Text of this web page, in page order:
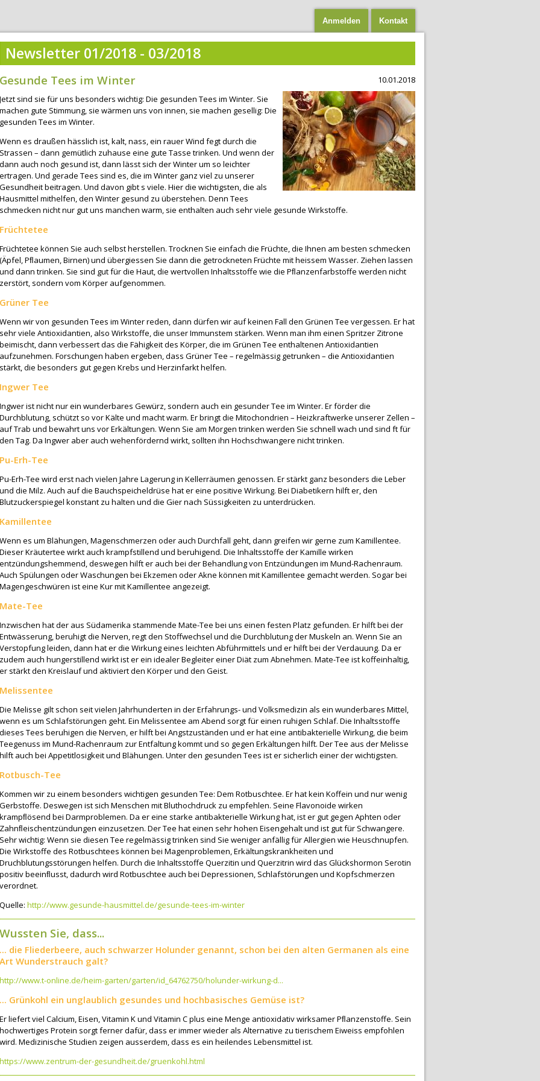
Kontakt
Anmelden
Newsletter 01/2018 - 03/2018
10.01.2018
Gesunde Tees im Winter
Jetzt sind sie für uns besonders wichtig: Die gesunden Tees im Winter. Sie
machen gute Stimmung, sie wärmen uns von innen, sie machen gesellig: Die
gesunden Tees im Winter.
Wenn es draußen hässlich ist, kalt, nass, ein rauer Wind fegt durch die
Strassen – dann gemütlich zuhause eine gute Tasse trinken. Und wenn der
dann auch noch gesund ist, dann lässt sich der Winter um so leichter
ertragen. Und gerade Tees sind es, die im Winter ganz viel zu unserer
Gesundheit beitragen. Und davon gibt s viele. Hier die wichtigsten, die als
Hausmittel mithelfen, den Winter gesund zu überstehen. Denn Tees
schmecken nicht nur gut uns manchen warm, sie enthalten auch sehr viele gesunde Wirkstoffe.
Früchtetee
Früchtetee können Sie auch selbst herstellen. Trocknen Sie einfach die Früchte, die Ihnen am besten schmecken
(Äpfel, Pﬂaumen, Birnen) und übergiessen Sie dann die getrockneten Früchte mit heissem Wasser. Ziehen lassen
und dann trinken. Sie sind gut für die Haut, die wertvollen Inhaltsstoffe wie die Pﬂanzenfarbstoffe werden nicht
zerstört, sondern vom Körper aufgenommen.
Grüner Tee
Wenn wir von gesunden Tees im Winter reden, dann dürfen wir auf keinen Fall den Grünen Tee vergessen. Er hat
sehr viele Antioxidantien, also Wirkstoffe, die unser Immunstem stärken. Wenn man ihm einen Spritzer Zitrone
beimischt, dann verbessert das die Fähigkeit des Körper, die im Grünen Tee enthaltenen Antioxidantien
aufzunehmen. Forschungen haben ergeben, dass Grüner Tee – regelmässig getrunken – die Antioxidantien
stärkt, die besonders gut gegen Krebs und Herzinfarkt helfen.
Ingwer Tee
Ingwer ist nicht nur ein wunderbares Gewürz, sondern auch ein gesunder Tee im Winter. Er förder die
Durchblutung, schützt so vor Kälte und macht warm. Er bringt die Mitochondrien – Heizkraftwerke unserer Zellen –
auf Trab und bewahrt uns vor Erkältungen. Wenn Sie am Morgen trinken werden Sie schnell wach und sind ft für
den Tag. Da Ingwer aber auch wehenfördernd wirkt, sollten ihn Hochschwangere nicht trinken.
Pu-Erh-Tee
Pu-Erh-Tee wird erst nach vielen Jahre Lagerung in Kellerräumen genossen. Er stärkt ganz besonders die Leber
und die Milz. Auch auf die Bauchspeicheldrüse hat er eine positive Wirkung. Bei Diabetikern hilft er, den
Blutzuckerspiegel konstant zu halten und die Gier nach Süssigkeiten zu unterdrücken.
Kamillentee
Wenn es um Blähungen, Magenschmerzen oder auch Durchfall geht, dann greifen wir gerne zum Kamillentee.
Dieser Kräutertee wirkt auch krampfstillend und beruhigend. Die Inhaltsstoffe der Kamille wirken
entzündungshemmend, deswegen hilft er auch bei der Behandlung von Entzündungen im Mund-Rachenraum.
Auch Spülungen oder Waschungen bei Ekzemen oder Akne können mit Kamillentee gemacht werden. Sogar bei
Magengeschwüren ist eine Kur mit Kamillentee angezeigt.
Mate-Tee
Inzwischen hat der aus Südamerika stammende Mate-Tee bei uns einen festen Platz gefunden. Er hilft bei der
Entwässerung, beruhigt die Nerven, regt den Stoffwechsel und die Durchblutung der Muskeln an. Wenn Sie an
Verstopfung leiden, dann hat er die Wirkung eines leichten Abführmittels und er hilft bei der Verdauung. Da er
zudem auch hungerstillend wirkt ist er ein idealer Begleiter einer Diät zum Abnehmen. Mate-Tee ist koffeinhaltig,
er stärkt den Kreislauf und aktiviert den Körper und den Geist.
Melissentee
Die Melisse gilt schon seit vielen Jahrhunderten in der Erfahrungs- und Volksmedizin als ein wunderbares Mittel,
wenn es um Schlafstörungen geht. Ein Melissentee am Abend sorgt für einen ruhigen Schlaf. Die Inhaltsstoffe
dieses Tees beruhigen die Nerven, er hilft bei Angstzuständen und er hat eine antibakterielle Wirkung, die beim
Teegenuss im Mund-Rachenraum zur Entfaltung kommt und so gegen Erkältungen hilft. Der Tee aus der Melisse
hilft auch bei Appetitlosigkeit und Blähungen. Unter den gesunden Tees ist er sicherlich einer der wichtigsten.
Rotbusch-Tee
Kommen wir zu einem besonders wichtigen gesunden Tee: Dem Rotbuschtee. Er hat kein Koffein und nur wenig
Gerbstoffe. Deswegen ist sich Menschen mit Bluthochdruck zu empfehlen. Seine Flavonoide wirken
krampﬂösend bei Darmproblemen. Da er eine starke antibakterielle Wirkung hat, ist er gut gegen Aphten oder
Zahnﬂeischentzündungen einzusetzen. Der Tee hat einen sehr hohen Eisengehalt und ist gut für Schwangere.
Sehr wichtig: Wenn sie diesen Tee regelmässig trinken sind Sie weniger anfällig für Allergien wie Heuschnupfen.
Die Wirkstoffe des Rotbuschtees können bei Magenproblemen, Erkältungskrankheiten und
Druchblutungsstörungen helfen. Durch die Inhaltsstoffe Querzitin und Querzitrin wird das Glückshormon Serotin
positiv beeinﬂusst, dadurch wird Rotbuschtee auch bei Depressionen, Schlafstörungen und Kopfschmerzen
verordnet.
Quelle: http://www.gesunde-hausmittel.de/gesunde-tees-im-winter
Wussten Sie, dass...
... die Fliederbeere, auch schwarzer Holunder genannt, schon bei den alten Germanen als eine
Art Wunderstrauch galt?
http://www.t-online.de/heim-garten/garten/id_64762750/holunder-wirkung-d...
... Grünkohl ein unglaublich gesundes und hochbasisches Gemüse ist?
Er liefert viel Calcium, Eisen, Vitamin K und Vitamin C plus eine Menge antioxidativ wirksamer Pﬂanzenstoffe. Sein
hochwertiges Protein sorgt ferner dafür, dass er immer wieder als Alternative zu tierischem Eiweiss empfohlen
wird. Medizinische Studien zeigen ausserdem, dass es ein heilendes Lebensmittel ist.
https://www.zentrum-der-gesundheit.de/gruenkohl.html